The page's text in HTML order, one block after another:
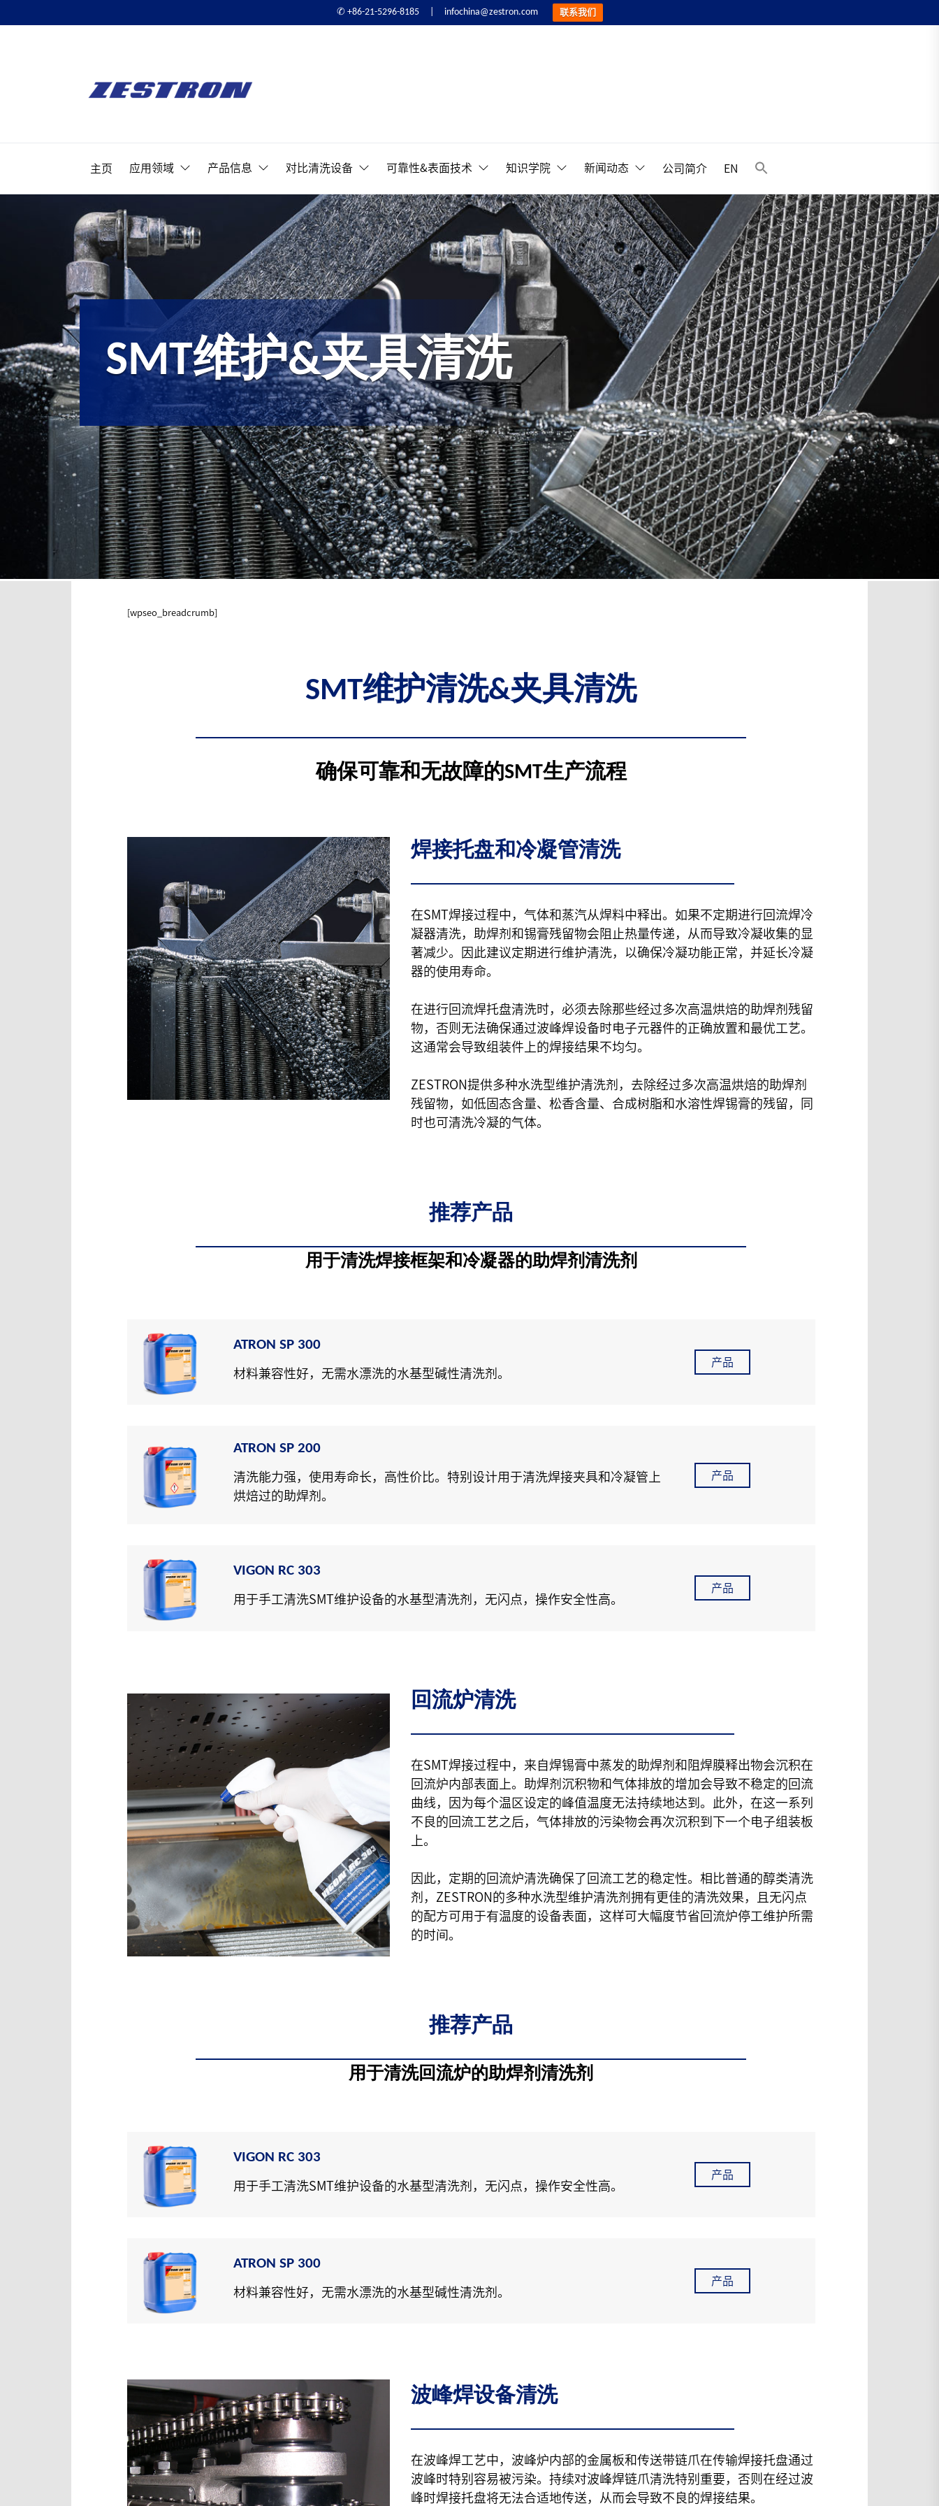
✆ +86-21-5296-8185 | infochina@zestron.com 联系我们
清
靠
性
提
升
主页 应用领域 产品信息 对比清洗设备 可靠性&表面技术 知识学院 新闻动态 公司简介 EN
SMT维护&夹具清洗
[wpseo_breadcrumb]
SMT维护清洗&夹具清洗
确保可靠和无故障的SMT生产流程
焊接托盘和冷凝管清洗
在SMT焊接过程中，气体和蒸汽从焊料中释出。如果不定期进行回流焊冷
凝器清洗，助焊剂和锡膏残留物会阻止热量传递，从而导致冷凝收集的显
著减少。因此建议定期进行维护清洗，以确保冷凝功能正常，并延长冷凝
器的使用寿命。
在进行回流焊托盘清洗时，必须去除那些经过多次高温烘焙的助焊剂残留
物，否则无法确保通过波峰焊设备时电子元器件的正确放置和最优工艺。
这通常会导致组装件上的焊接结果不均匀。
ZESTRON提供多种水洗型维护清洗剂，去除经过多次高温烘焙的助焊剂
残留物，如低固态含量、松香含量、合成树脂和水溶性焊锡膏的残留，同
时也可清洗冷凝的气体。
推荐产品
用于清洗焊接框架和冷凝器的助焊剂清洗剂
ATRON SP 300
材料兼容性好，无需水漂洗的水基型碱性清洗剂。
产品
ATRON SP 200
清洗能力强，使用寿命长，高性价比。特别设计用于清洗焊接夹具和冷凝管上
烘焙过的助焊剂。
产品
VIGON RC 303
用于手工清洗SMT维护设备的水基型清洗剂，无闪点，操作安全性高。
产品
回流炉清洗
在SMT焊接过程中，来自焊锡膏中蒸发的助焊剂和阻焊膜释出物会沉积在
回流炉内部表面上。助焊剂沉积物和气体排放的增加会导致不稳定的回流
曲线，因为每个温区设定的峰值温度无法持续地达到。此外，在这一系列
不良的回流工艺之后，气体排放的污染物会再次沉积到下一个电子组装板
上。
因此，定期的回流炉清洗确保了回流工艺的稳定性。相比普通的醇类清洗
剂，ZESTRON的多种水洗型维护清洗剂拥有更佳的清洗效果，且无闪点
的配方可用于有温度的设备表面，这样可大幅度节省回流炉停工维护所需
的时间。
推荐产品
用于清洗回流炉的助焊剂清洗剂
VIGON RC 303
用于手工清洗SMT维护设备的水基型清洗剂，无闪点，操作安全性高。
产品
ATRON SP 300
材料兼容性好，无需水漂洗的水基型碱性清洗剂。
产品
波峰焊设备清洗
在波峰焊工艺中，波峰炉内部的金属板和传送带链爪在传输焊接托盘通过
波峰时特别容易被污染。持续对波峰焊链爪清洗特别重要，否则在经过波
峰时焊接托盘将无法合适地传送，从而会导致不良的焊接结果。